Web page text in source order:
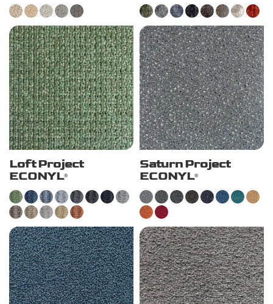
Loft Project
ECONYL®
Saturn Project
ECONYL®